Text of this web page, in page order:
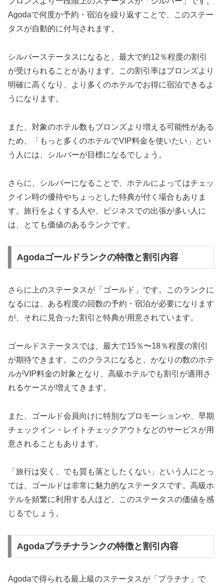
Agodaで何度か予約・宿泊を繰り返すことで、このステー
タスが自動的に付与されます。
シルバーステータスになると、最大で約12％程度の割引
が受けられることがあります。この割引率はブロンズより
明確に高くなり、より多くのホテルでお得に宿泊できるよ
うになります。
また、対象のホテル数もブロンズより増える可能性がある
ため、「もっと多くのホテルでVIP料金を使いたい」とい
う人には、シルバーが目標になるでしょう。
さらに、シルバーになることで、ホテルによってはチェッ
クイン時の優待やちょっとした特典が付く場合もありま
す。旅行をよくする人や、ビジネスでの出張が多い人に
は、とても価値のあるランクです。
Agodaゴールドランクの特徴と割引内容
さらに上のステータスが「ゴールド」です。このランクに
なるには、ある程度の回数の予約・宿泊が必要になります
が、それに見合った割引と特典が用意されています。
ゴールドステータスでは、最大で15％〜18％程度の割引
が期待できます。このクラスになると、かなりの数のホテ
ルがVIP料金の対象となり、高級ホテルでも割引が適用さ
れるケースが増えてきます。
また、ゴールド会員向けに特別なプロモーションや、早期
チェックイン・レイトチェックアウトなどのサービスが用
意されることもあります。
「旅行は安く、でも質も落としたくない」という人にとっ
ては、ゴールドは非常に魅力的なステータスです。高級ホ
テルを頻繁に利用する人ほど、このステータスの価値を感
じるでしょう。
Agodaプラチナランクの特徴と割引内容
Agodaで得られる最上級のステータスが「プラチナ」で